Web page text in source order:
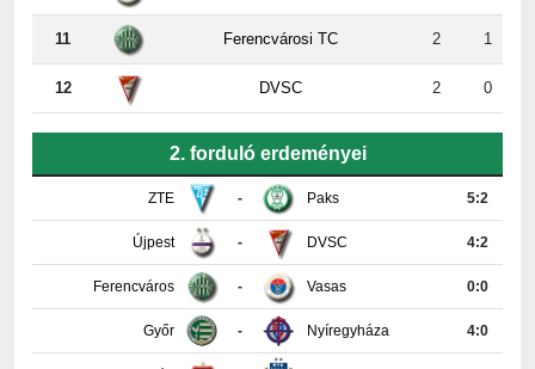
11 Ferencvárosi TC 2 1
12 DVSC 2 0
2. forduló erdeményei
ZTE - Paks 5:2
Újpest - DVSC 4:2
Ferencváros - Vasas 0:0
Győr - Nyíregyháza 4:0